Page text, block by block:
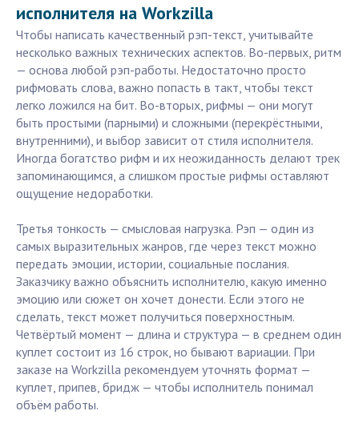
исполнителя на Workzilla
Чтобы написать качественный рэп-текст, учитывайте
несколько важных технических аспектов. Во-первых, ритм
— основа любой рэп-работы. Недостаточно просто
рифмовать слова, важно попасть в такт, чтобы текст
легко ложился на бит. Во-вторых, рифмы — они могут
быть простыми (парными) и сложными (перекрёстными,
внутренними), и выбор зависит от стиля исполнителя.
Иногда богатство рифм и их неожиданность делают трек
запоминающимся, а слишком простые рифмы оставляют
ощущение недоработки.
Третья тонкость — смысловая нагрузка. Рэп — один из
самых выразительных жанров, где через текст можно
передать эмоции, истории, социальные послания.
Заказчику важно объяснить исполнителю, какую именно
эмоцию или сюжет он хочет донести. Если этого не
сделать, текст может получиться поверхностным.
Четвёртый момент — длина и структура — в среднем один
куплет состоит из 16 строк, но бывают вариации. При
заказе на Workzilla рекомендуем уточнять формат —
куплет, припев, бридж — чтобы исполнитель понимал
объём работы.